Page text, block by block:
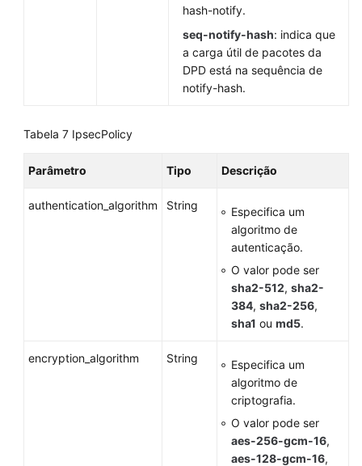
hash-notify.
seq-notify-hash: indica que
a carga útil de pacotes da
DPD está na sequência de
notify-hash.
Tabela 7 IpsecPolicy
Parâmetro Tipo Descrição
authentication_algorithm String
Especifica um
algoritmo de
autenticação.
O valor pode ser
sha2-512, sha2-
384, sha2-256,
sha1 ou md5.
encryption_algorithm String
Especifica um
algoritmo de
criptografia.
O valor pode ser
aes-256-gcm-16,
aes-128-gcm-16,